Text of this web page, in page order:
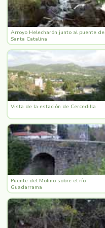
Arroyo Helecharón junto al puente de
Santa Catalina
Vista de la estación de Cercedilla
Puente del Molino sobre el río
Guadarrama